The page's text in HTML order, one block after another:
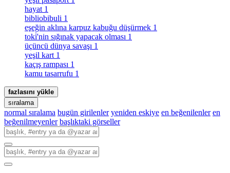
hayat 1
bibliobibuli 1
eşeğin aklına karpuz kabuğu düşürmek 1
toki̇'nin sığınak yapacak olması 1
üçüncü dünya savaşı 1
yeşil kart 1
kaçış rampası 1
kamu tasarrufu 1
fazlasını yükle
sıralama
normal sıralama bugün girilenler yeniden eskiye en beğenilenler en
beğenilmeyenler başlıktaki görseller